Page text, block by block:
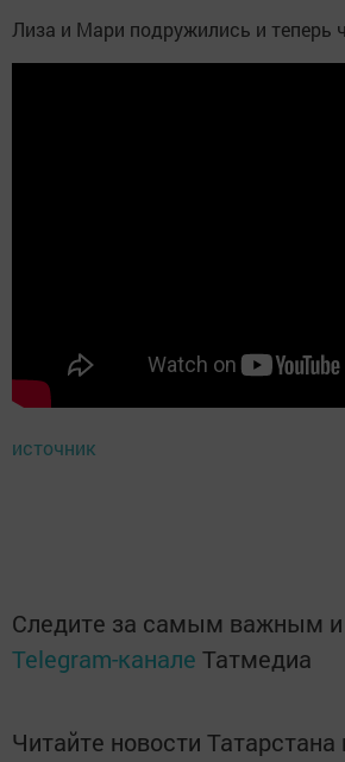
Лиза и Мари подружились и теперь
источник
Следите за самым важным
Telegram-канале Татмедиа
Читайте новости Татарстана